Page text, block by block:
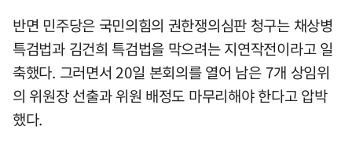
반면 민주당은 국민의힘의 권한쟁의심판 청구는 채상병
특검법과 김건희 특검법을 막으려는 지연작전이라고 일
축했다. 그러면서 20일 본회의를 열어 남은 7개 상임위
의 위원장 선출과 위원 배정도 마무리해야 한다고 압박
했다.